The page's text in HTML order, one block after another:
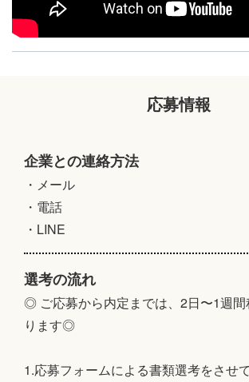
応募情報
企業との連絡方法
・メール
・電話
・LINE
選考の流れ
◎ ご応募から内定までは、2日〜1週間
ります◎
1.応募フォームによる書類選考をさせ